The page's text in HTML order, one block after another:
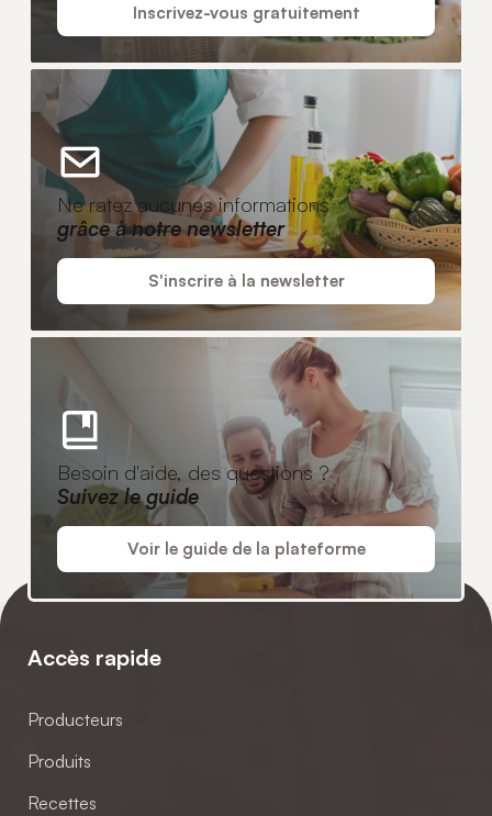
Inscrivez-vous gratuitement
Ne ratez aucunes informations
grâce à notre newsletter
S'inscrire à la newsletter
Besoin d'aide, des questions ?
Suivez le guide
Voir le guide de la plateforme
Accès rapide
Producteurs
Produits
Recettes